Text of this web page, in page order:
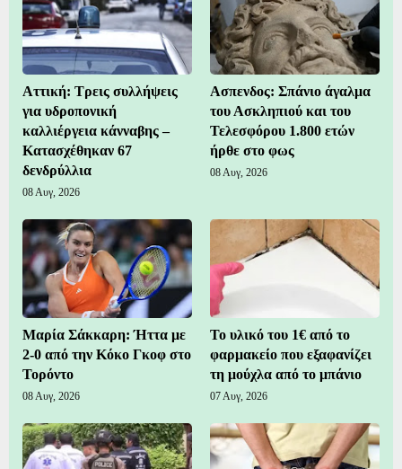
Αττική: Τρεις συλλήψεις
για υδροπονική
καλλιέργεια κάνναβης –
Κατασχέθηκαν 67
δενδρύλλια
08 Αυγ, 2026
Ασπενδος: Σπάνιο άγαλμα
του Ασκληπιού και του
Τελεσφόρου 1.800 ετών
ήρθε στο φως
08 Αυγ, 2026
Μαρία Σάκκαρη: Ήττα με
2-0 από την Κόκο Γκοφ στο
Τορόντο
08 Αυγ, 2026
Το υλικό του 1€ από το
φαρμακείο που εξαφανίζει
τη μούχλα από το μπάνιο
07 Αυγ, 2026